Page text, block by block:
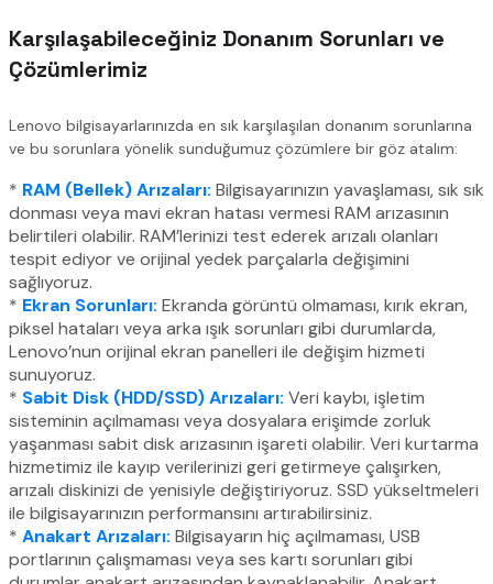
Karşılaşabileceğiniz Donanım Sorunları ve
Çözümlerimiz
Lenovo bilgisayarlarınızda en sık karşılaşılan donanım sorunlarına
ve bu sorunlara yönelik sunduğumuz çözümlere bir göz atalım:
* RAM (Bellek) Arızaları: Bilgisayarınızın yavaşlaması, sık sık
donması veya mavi ekran hatası vermesi RAM arızasının
belirtileri olabilir. RAM’lerinizi test ederek arızalı olanları
tespit ediyor ve orijinal yedek parçalarla değişimini
sağlıyoruz.
* Ekran Sorunları: Ekranda görüntü olmaması, kırık ekran,
piksel hataları veya arka ışık sorunları gibi durumlarda,
Lenovo’nun orijinal ekran panelleri ile değişim hizmeti
sunuyoruz.
* Sabit Disk (HDD/SSD) Arızaları: Veri kaybı, işletim
sisteminin açılmaması veya dosyalara erişimde zorluk
yaşanması sabit disk arızasının işareti olabilir. Veri kurtarma
hizmetimiz ile kayıp verilerinizi geri getirmeye çalışırken,
arızalı diskinizi de yenisiyle değiştiriyoruz. SSD yükseltmeleri
ile bilgisayarınızın performansını artırabilirsiniz.
* Anakart Arızaları: Bilgisayarın hiç açılmaması, USB
portlarının çalışmaması veya ses kartı sorunları gibi